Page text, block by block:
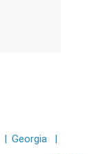
| Georgia
|